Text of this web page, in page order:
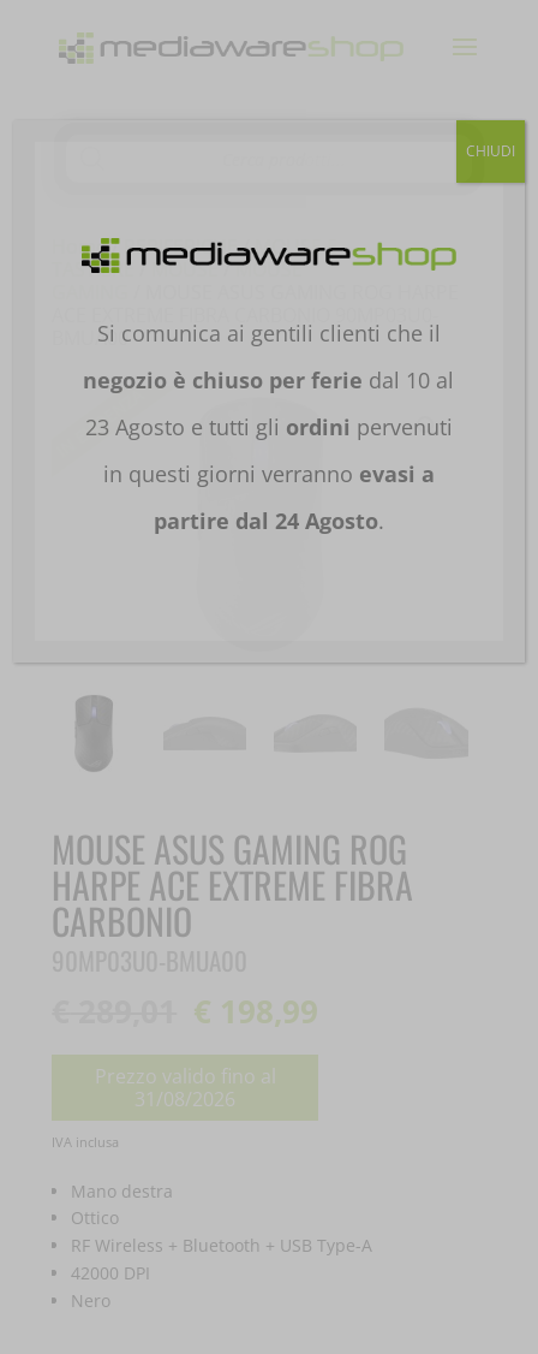
Home/ PERIFERICHE/MOUSE E
TASTIERE / MOUSE/MOUSE
BMUA00
MOUSE ASUS GAMING ROG
HARPE ACE EXTREME FIBRA
CARBONIO
Il
prezzo
originale
era:
€ 198,99
Prezzo valido fino al
31/08/2026
Il
attuale
è:
€ 198,99.
IVA inclusa
Mano destra
Ottico
RF Wireless + Bluetooth + USB Type-A
42000 DPI
Nero
Si comunica ai gentili clienti che il
negozio è chiuso per ferie dal 10 al
23 Agosto e tutti gli ordini pervenuti
in questi giorni verranno evasi a
partire dal 24 Agosto.
CHIUDI